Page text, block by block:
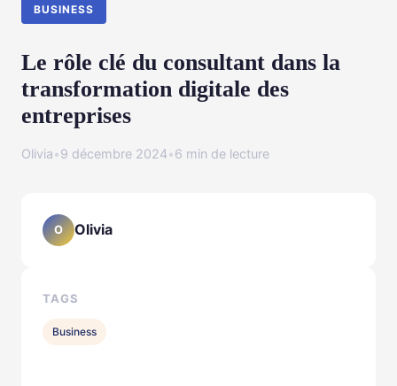
BUSINESS
Le rôle clé du consultant dans la
transformation digitale des
entreprises
Olivia•9 décembre 2024•6 min de lecture
O Olivia
TAGS
Business